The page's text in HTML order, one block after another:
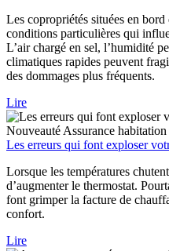
Les copropriétés situées en bord
conditions particulières qui
L’air chargé en sel, l’humidité
climatiques rapides peuvent
des dommages plus fréquents.
Lire
Nouveauté Assurance habitation
Les erreurs qui font exploser
Lorsque les températures
d’augmenter le thermostat.
font grimper la facture de
confort.
Lire